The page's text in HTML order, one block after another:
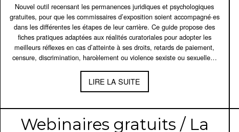
Nouvel outil recensant les permanences juridiques et psychologiques
gratuites, pour que les commissaires d’exposition soient accompagné·es
dans les différentes les étapes de leur carrière. Ce guide propose des
fiches pratiques adaptées aux réalités curatoriales pour adopter les
meilleurs réflexes en cas d’atteinte à ses droits, retards de paiement,
censure, discrimination, harcèlement ou violence sexiste ou sexuelle…
LIRE LA SUITE
Webinaires gratuits / La